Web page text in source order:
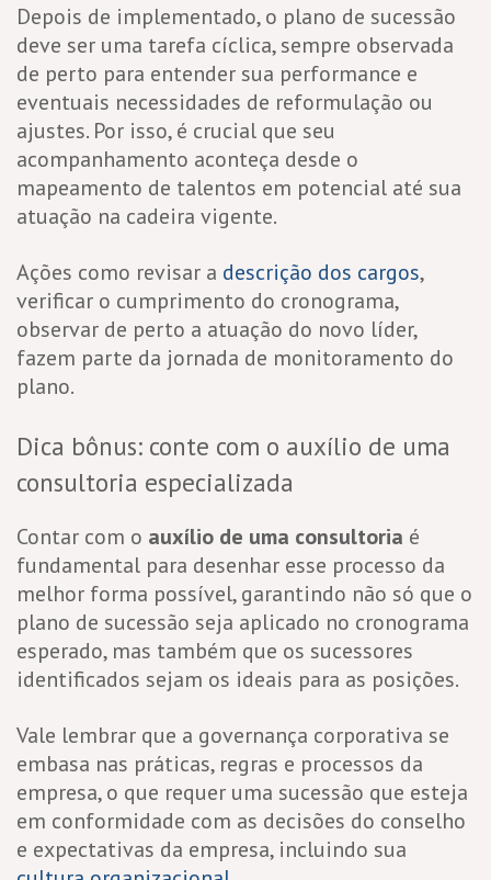
Depois de implementado, o plano de sucessão
deve ser uma tarefa cíclica, sempre observada
de perto para entender sua performance e
eventuais necessidades de reformulação ou
ajustes. Por isso, é crucial que seu
acompanhamento aconteça desde o
mapeamento de talentos em potencial até sua
atuação na cadeira vigente.
Ações como revisar a descrição dos cargos,
verificar o cumprimento do cronograma,
observar de perto a atuação do novo líder,
fazem parte da jornada de monitoramento do
plano.
Dica bônus: conte com o auxílio de uma
consultoria especializada
Contar com o auxílio de uma consultoria é
fundamental para desenhar esse processo da
melhor forma possível, garantindo não só que o
plano de sucessão seja aplicado no cronograma
esperado, mas também que os sucessores
identificados sejam os ideais para as posições.
Vale lembrar que a governança corporativa se
embasa nas práticas, regras e processos da
empresa, o que requer uma sucessão que esteja
em conformidade com as decisões do conselho
e expectativas da empresa, incluindo sua